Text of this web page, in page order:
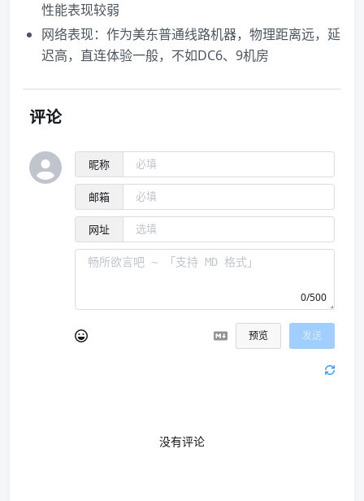
性能表现较弱
网络表现：作为美东普通线路机器，物理距离远，延
迟高，直连体验一般，不如DC6、9机房
评论
昵称
邮箱
网址
0/500
预览 发送
没有评论